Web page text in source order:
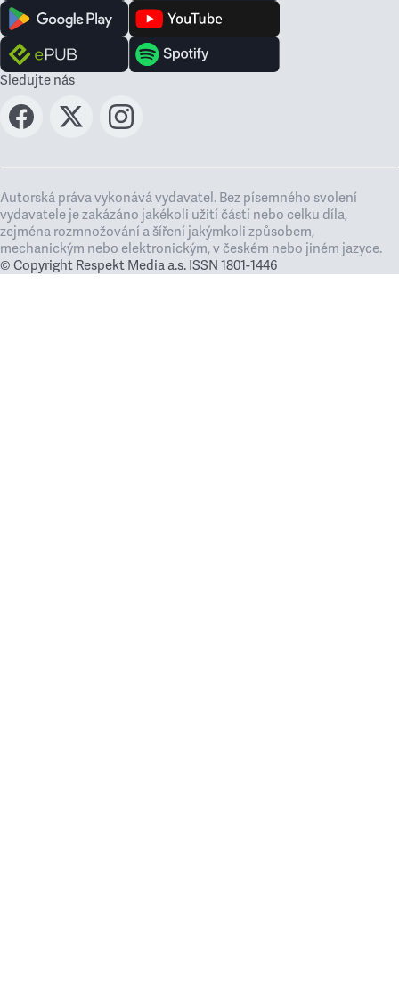
Sledujte nás
Autorská práva vykonává vydavatel. Bez písemného svolení
vydavatele je zakázáno jakékoli užití částí nebo celku díla,
zejména rozmnožování a šíření jakýmkoli způsobem,
mechanickým nebo elektronickým, v českém nebo jiném jazyce.
© Copyright Respekt Media a.s. ISSN 1801-1446